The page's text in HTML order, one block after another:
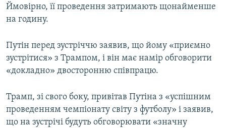
Ймовірно, її проведення затримають щонайменше
на годину.
Путін перед зустріччю заявив, що йому «приємно
зустрітися» з Трампом, і він має намір обговорити
«докладно» двосторонню співпрацю.
Трамп, зі свого боку, привітав Путіна з «успішним
проведенням чемпіонату світу з футболу» і заявив,
що на зустрічі будуть обговорювати «значну